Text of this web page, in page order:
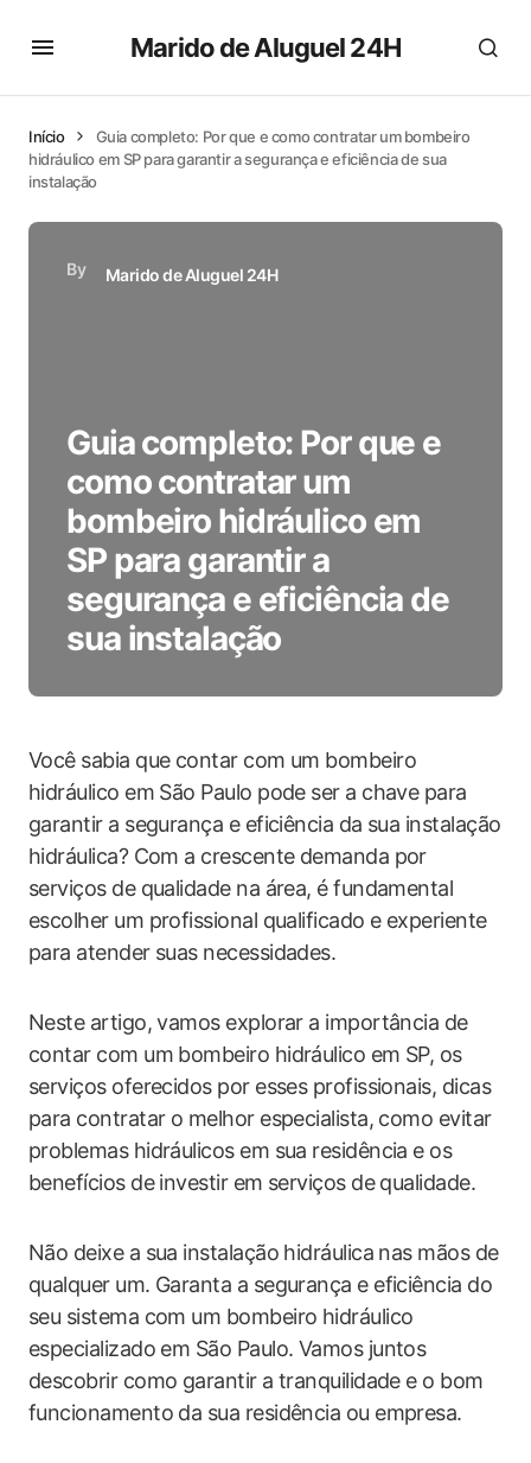
Marido de Aluguel 24H
Início
Guia completo: Por que e como contratar um bombeiro
hidráulico em SP para garantir a segurança e eficiência de sua
instalação
By Marido de Aluguel 24H
Guia completo: Por que e
como contratar um
bombeiro hidráulico em
SP para garantir a
segurança e eficiência de
sua instalação
Você sabia que contar com um bombeiro
hidráulico em São Paulo pode ser a chave para
garantir a segurança e eficiência da sua instalação
hidráulica? Com a crescente demanda por
serviços de qualidade na área, é fundamental
escolher um profissional qualificado e experiente
para atender suas necessidades.
Neste artigo, vamos explorar a importância de
contar com um bombeiro hidráulico em SP, os
serviços oferecidos por esses profissionais, dicas
para contratar o melhor especialista, como evitar
problemas hidráulicos em sua residência e os
benefícios de investir em serviços de qualidade.
Não deixe a sua instalação hidráulica nas mãos de
qualquer um. Garanta a segurança e eficiência do
seu sistema com um bombeiro hidráulico
especializado em São Paulo. Vamos juntos
descobrir como garantir a tranquilidade e o bom
funcionamento da sua residência ou empresa.